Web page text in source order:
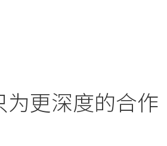
为更深度的合作